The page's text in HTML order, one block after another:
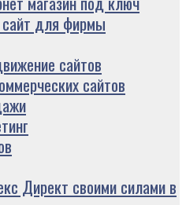
для фирмы
сайтов
сайтов
Директ своими силами в